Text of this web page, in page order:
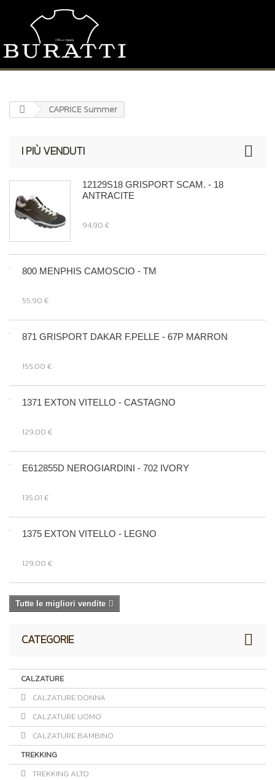
CAPRICE Summer
I PIÙ VENDUTI
12129S18 GRISPORT SCAM. - 18
ANTRACITE
94,90 €
800 MENPHIS CAMOSCIO - TM
55,90 €
871 GRISPORT DAKAR F.PELLE - 67P MARRON
155,00 €
1371 EXTON VITELLO - CASTAGNO
129,00 €
E612855D NEROGIARDINI - 702 IVORY
135,01 €
1375 EXTON VITELLO - LEGNO
129,00 €
Tutte le migliori vendite
CATEGORIE
CALZATURE
CALZATURE DONNA
CALZATURE UOMO
CALZATURE BAMBINO
TREKKING
TREKKING ALTO